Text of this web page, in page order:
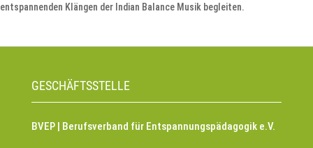
entspannenden Klängen der Indian Balance Musik begleiten.
GESCHÄFTSSTELLE
BVEP | Berufsverband für Entspannungspädagogik e.V.